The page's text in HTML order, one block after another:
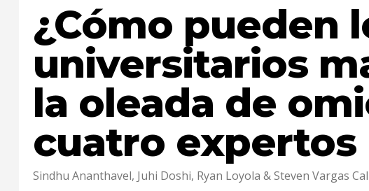
¿Cómo pueden
universitarios
la oleada de
cuatro expertos
Sindhu Ananthavel, Juhi Doshi, Ryan Loyola & Steven Vargas